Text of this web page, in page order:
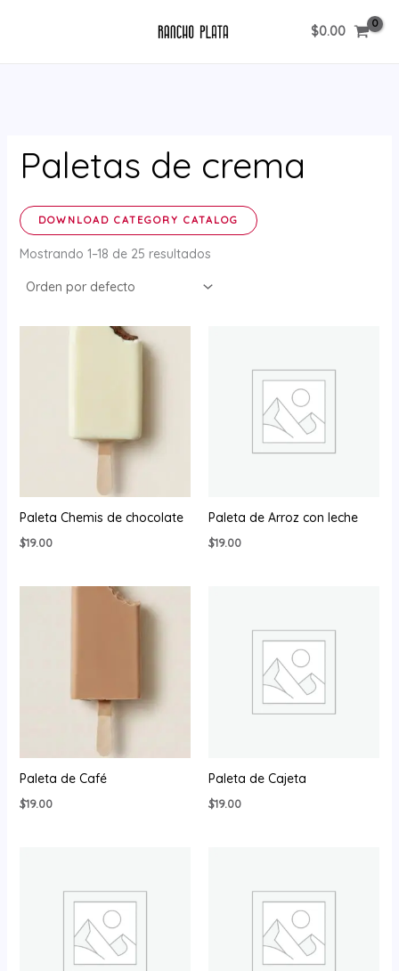
$0.00
Paletas de crema
DOWNLOAD CATEGORY CATALOG
Mostrando 1–18 de 25 resultados
Paleta Chemis de chocolate
$19.00
Paleta de Arroz con leche
$19.00
Paleta de Café
$19.00
Paleta de Cajeta
$19.00